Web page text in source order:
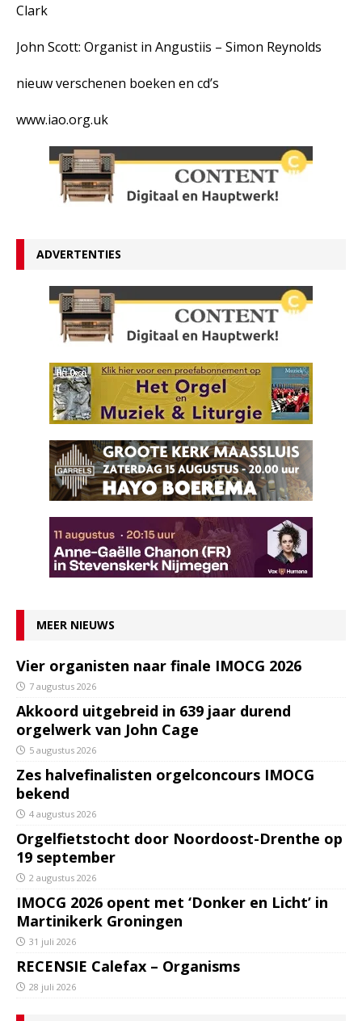
Clark
John Scott: Organist in Angustiis – Simon Reynolds
nieuw verschenen boeken en cd’s
www.iao.org.uk
ADVERTENTIES
MEER NIEUWS
Vier organisten naar finale IMOCG 2026
7 augustus 2026
Akkoord uitgebreid in 639 jaar durend
orgelwerk van John Cage
5 augustus 2026
Zes halvefinalisten orgelconcours IMOCG
bekend
4 augustus 2026
Orgelfietstocht door Noordoost-Drenthe op
19 september
2 augustus 2026
IMOCG 2026 opent met ‘Donker en Licht’ in
Martinikerk Groningen
31 juli 2026
RECENSIE Calefax – Organisms
28 juli 2026